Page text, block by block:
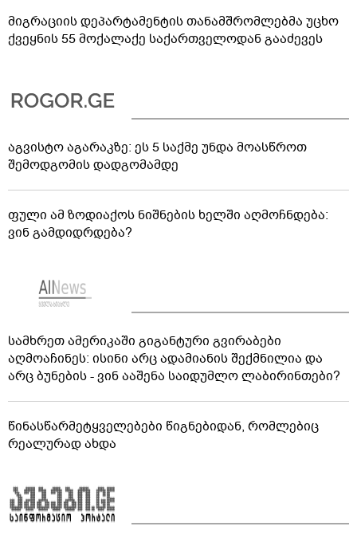
მიგრაციის დეპარტამენტის თანამშრომლებმა უცხო
ქვეყნის 55 მოქალაქე საქართველოდან გააძევეს
აგვისტო აგარაკზე: ეს 5 საქმე უნდა მოასწროთ
შემოდგომის დადგომამდე
ფული ამ ზოდიაქოს ნიშნების ხელში აღმოჩნდება:
ვინ გამდიდრდება?
სამხრეთ ამერიკაში გიგანტური გვირაბები
აღმოაჩინეს: ისინი არც ადამიანის შექმნილია და
არც ბუნების - ვინ ააშენა საიდუმლო ლაბირინთები?
წინასწარმეტყველებები წიგნებიდან, რომლებიც
რეალურად ახდა